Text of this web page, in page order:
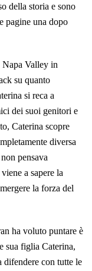
della storia e sono
pagine una dopo
Napa Valley in
su quanto
si reca a
dei suoi genitori e
Caterina scopre
diversa
pensava
a sapere la
la forza del
ha voluto puntare è
sua figlia Caterina,
difendere con tutte le